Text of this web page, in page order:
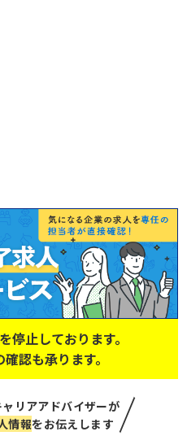
停止しております。
認も承ります。
リアアドバイザーが
情報をお伝えします